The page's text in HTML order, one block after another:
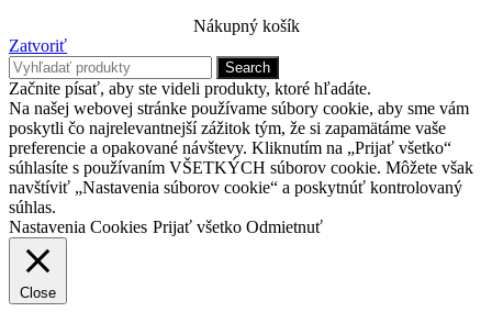
Nákupný košík
Zatvoriť
Search
Začnite písať, aby ste videli produkty, ktoré hľadáte.
Na našej webovej stránke používame súbory cookie, aby sme vám
poskytli čo najrelevantnejší zážitok tým, že si zapamätáme vaše
preferencie a opakované návštevy. Kliknutím na „Prijať všetko“
súhlasíte s používaním VŠETKÝCH súborov cookie. Môžete však
navštíviť „Nastavenia súborov cookie“ a poskytnúť kontrolovaný
súhlas.
Nastavenia Cookies Prijať všetko Odmietnuť
Close